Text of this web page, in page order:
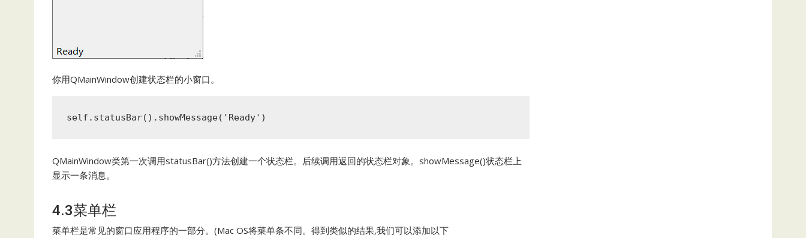
你用QMainWindow创建状态栏的小窗口。
self.statusBar().showMessage('Ready')
QMainWindow类第一次调用statusBar()方法创建一个状态栏。后续调用返回的状态栏对象。showMessage()状态栏上
显示一条消息。
4.3菜单栏
菜单栏是常见的窗口应用程序的一部分。(Mac OS将菜单条不同。得到类似的结果,我们可以添加以下